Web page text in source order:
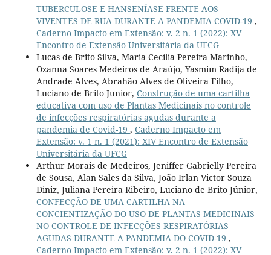
TUBERCULOSE E HANSENÍASE FRENTE AOS
VIVENTES DE RUA DURANTE A PANDEMIA COVID-19 ,
Caderno Impacto em Extensão: v. 2 n. 1 (2022): XV
Encontro de Extensão Universitária da UFCG
Lucas de Brito Silva, Maria Cecília Pereira Marinho,
Ozanna Soares Medeiros de Araújo, Yasmim Radija de
Andrade Alves, Abrahão Alves de Oliveira Filho,
Luciano de Brito Junior, Construção de uma cartilha
educativa com uso de Plantas Medicinais no controle
de infecções respiratórias agudas durante a
pandemia de Covid-19 , Caderno Impacto em
Extensão: v. 1 n. 1 (2021): XIV Encontro de Extensão
Universitária da UFCG
Arthur Morais de Medeiros, Jeniffer Gabrielly Pereira
de Sousa, Alan Sales da Silva, João Irlan Victor Souza
Diniz, Juliana Pereira Ribeiro, Luciano de Brito Júnior,
CONFECÇÃO DE UMA CARTILHA NA
CONCIENTIZAÇÃO DO USO DE PLANTAS MEDICINAIS
NO CONTROLE DE INFECÇÕES RESPIRATÓRIAS
AGUDAS DURANTE A PANDEMIA DO COVID-19 ,
Caderno Impacto em Extensão: v. 2 n. 1 (2022): XV